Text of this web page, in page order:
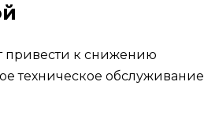
привести к снижению
техническое обслуживание